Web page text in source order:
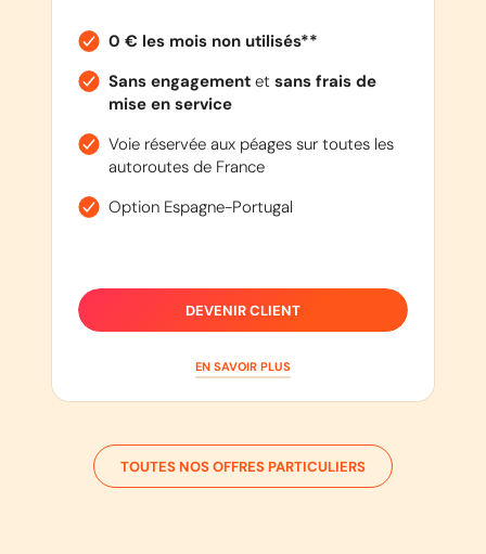
0 € les mois non utilisés**
Sans engagementet sans frais de
mise en service
Voie réservée aux péages sur toutes les
autoroutes de France
Option Espagne-Portugal
DEVENIR CLIENT
EN SAVOIR PLUS
TOUTES NOS OFFRES PARTICULIERS